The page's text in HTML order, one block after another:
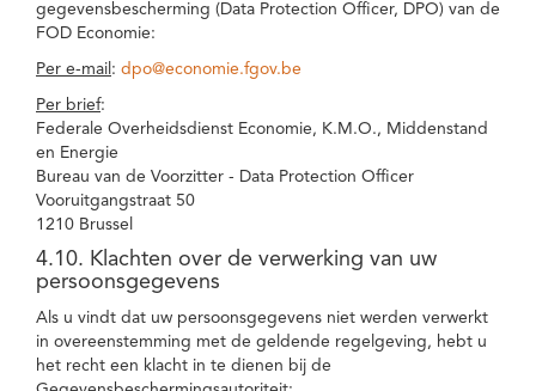
gegevensbescherming (Data Protection Officer, DPO) van de
FOD Economie:
Per e-mail : dpo@economie.fgov.be
Per brief:
Federale Overheidsdienst Economie, K.M.O., Middenstand
en Energie
Bureau van de Voorzitter - Data Protection Officer
Vooruitgangstraat 50
1210 Brussel
4.10. Klachten over de verwerking van uw
persoonsgegevens
Als u vindt dat uw persoonsgegevens niet werden verwerkt
in overeenstemming met de geldende regelgeving, hebt u
het recht een klacht in te dienen bij de